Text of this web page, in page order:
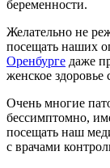
беременности.
Желательно не
посещать наших
Оренбурге даже
женское здоровье
Очень многие
бессимптомно,
посещать наш
с врачами